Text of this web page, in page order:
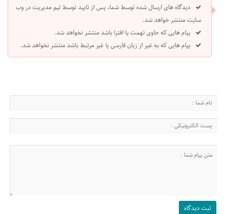
دیدگاه های ارسال شده توسط شما، پس از تایید توسط تیم مدیریت در وب
سایت منتشر خواهد شد.
پیام هایی که حاوی تهمت یا افترا باشد منتشر نخواهد شد.
پیام هایی که به غیر از زبان فارسی یا غیر مرتبط باشد منتشر نخواهد شد.